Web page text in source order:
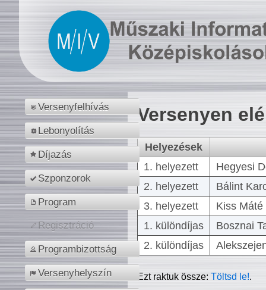
Versenyfelhívás
Lebonyolítás
Díjazás
Szponzorok
Program
Regisztráció
Programbizottság
Versenyhelyszín
Versenyen
Helyezések
1. helyezett
Hegyesi
2. helyezett
Bálint
3. helyezett
Kiss
1. különdíjas
Bosznai
2. különdíjas
Ezt raktuk össze:Töltsd le!.